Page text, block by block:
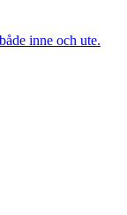
inne och ute.